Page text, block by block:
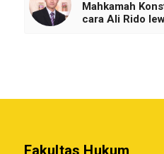
Mahkamah
cara Ali Rido